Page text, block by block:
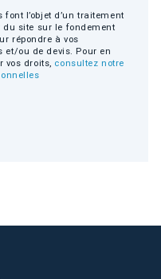
l’objet d’un traitement
site sur le fondement
répondre à vos
ou de devis. Pour en
vos droits, consultez notre